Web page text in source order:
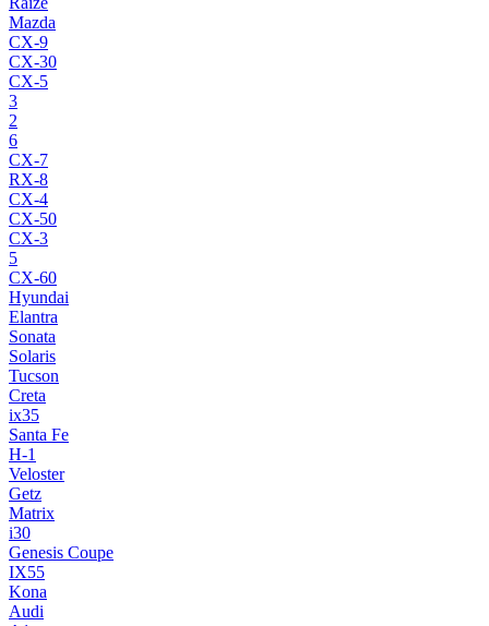
Mazda
CX-9
CX-30
CX-5
3
2
6
CX-7
RX-8
CX-4
CX-50
CX-3
5
CX-60
Hyundai
Elantra
Sonata
Solaris
Tucson
Creta
ix35
Santa Fe
H-1
Veloster
Getz
Matrix
i30
Genesis Coupe
IX55
Kona
Audi